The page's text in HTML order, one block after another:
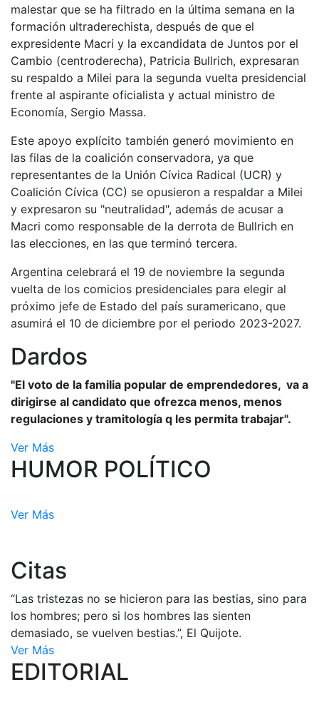
malestar que se ha filtrado en la última semana en la
formación ultraderechista, después de que el
expresidente Macri y la excandidata de Juntos por el
Cambio (centroderecha), Patricia Bullrich, expresaran
su respaldo a Milei para la segunda vuelta presidencial
frente al aspirante oficialista y actual ministro de
Economía, Sergio Massa.
Este apoyo explícito también generó movimiento en
las filas de la coalición conservadora, ya que
representantes de la Unión Cívica Radical (UCR) y
Coalición Cívica (CC) se opusieron a respaldar a Milei
y expresaron su "neutralidad", además de acusar a
Macri como responsable de la derrota de Bullrich en
las elecciones, en las que terminó tercera.
Argentina celebrará el 19 de noviembre la segunda
vuelta de los comicios presidenciales para elegir al
próximo jefe de Estado del país suramericano, que
asumirá el 10 de diciembre por el periodo 2023-2027.
Dardos
"El voto de la familia popular de emprendedores, va a
dirigirse al candidato que ofrezca menos, menos
regulaciones y tramitología q les permita trabajar".
Ver Más
HUMOR POLÍTICO
Ver Más
Citas
“Las tristezas no se hicieron para las bestias, sino para
los hombres; pero si los hombres las sienten
demasiado, se vuelven bestias.”, El Quijote.
Ver Más
EDITORIAL